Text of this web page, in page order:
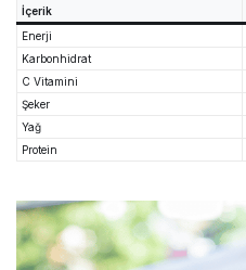
İçerik
Enerji
Karbonhidrat
C Vitamini
Şeker
Yağ
Protein